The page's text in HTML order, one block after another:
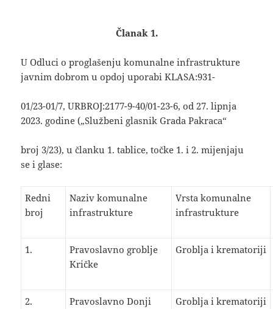
Članak 1.
U Odluci o proglašenju komunalne infrastrukture
javnim dobrom u opdoj uporabi KLASA:931-
01/23-01/7, URBROJ:2177-9-40/01-23-6, od 27. lipnja
2023. godine („Službeni glasnik Grada Pakraca“
broj 3/23), u članku 1. tablice, točke 1. i 2. mijenjaju
se i glase:
Redni
broj
Naziv komunalne
infrastrukture
Vrsta komunalne
infrastrukture
1.
Pravoslavno groblje
Kričke
Groblja i krematoriji
2.
Pravoslavno Donji
Groblja i krematoriji